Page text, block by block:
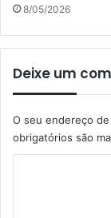
8/05/2026
Deixe um
O seu endereço
obrigatórios são